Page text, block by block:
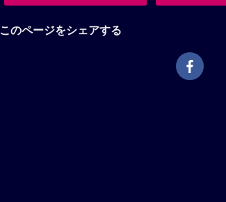
このページをシェアする